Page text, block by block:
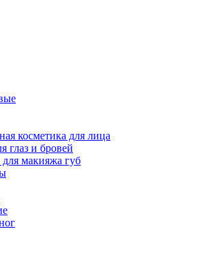
косметика для лица
глаз и бровей
макияжа губ